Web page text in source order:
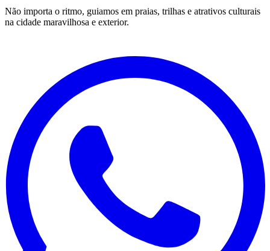
Não importa o ritmo, guiamos em praias, trilhas e atrativos culturais
na cidade maravilhosa e exterior.